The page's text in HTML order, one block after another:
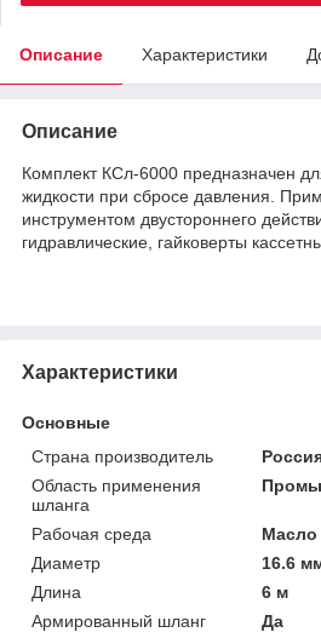
Описание Характеристики
Описание
Комплект КСл-6000 предназначен
жидкости при сбросе давления.
инструментом двустороннего
гидравлические, гайковерты
Характеристики
Основные
Страна производитель
Область применения
шланга
Рабочая среда
Масло
Диаметр
16.6
Длина
6 м
Армированный шланг
Да